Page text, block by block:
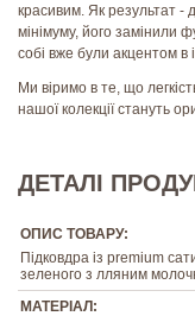
красивим. Як результат -
мінімуму, його замінили
собі вже були акцентом в
Ми віримо в те, що
нашої колекції стануть
ДЕТАЛІ
ОПИС ТОВАРУ:
Підковдра із premium
зеленого з лляним
МАТЕРІАЛ: